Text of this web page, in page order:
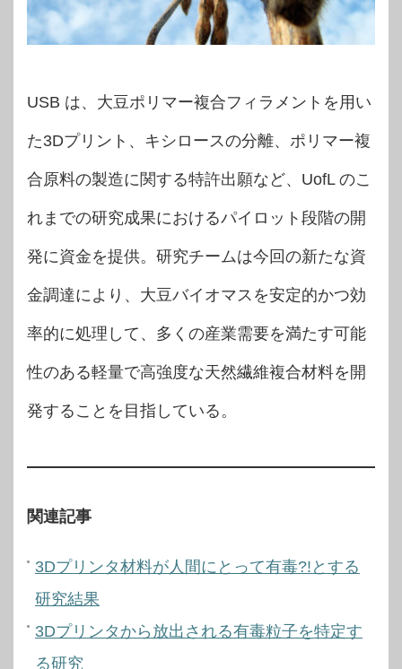
USB は、大豆ポリマー複合フィラメントを用い
た3Dプリント、キシロースの分離、ポリマー複
合原料の製造に関する特許出願など、UofL のこ
れまでの研究成果におけるパイロット段階の開
発に資金を提供。研究チームは今回の新たな資
金調達により、大豆バイオマスを安定的かつ効
率的に処理して、多くの産業需要を満たす可能
性のある軽量で高強度な天然繊維複合材料を開
発することを目指している。
関連記事
3Dプリンタ材料が人間にとって有毒?!とする
研究結果
3Dプリンタから放出される有毒粒子を特定す
る研究